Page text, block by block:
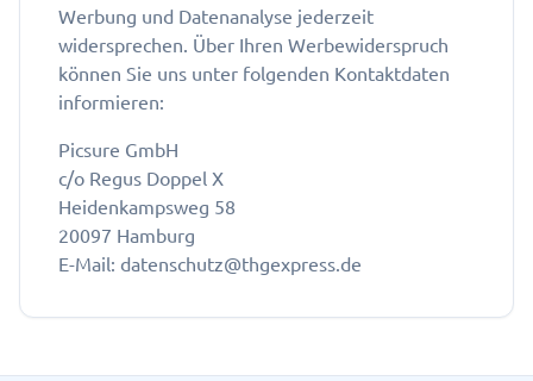
Werbung und Datenanalyse jederzeit
widersprechen. Über Ihren Werbewiderspruch
können Sie uns unter folgenden Kontaktdaten
informieren:
Picsure GmbH
c/o Regus Doppel X
Heidenkampsweg 58
20097 Hamburg
E-Mail: datenschutz@thgexpress.de